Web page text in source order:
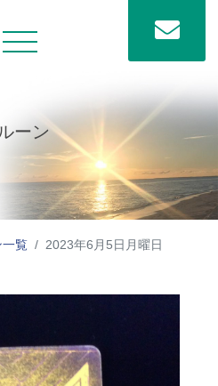
ーン
一覧 2023年6月5日月曜日